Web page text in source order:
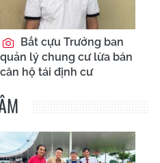
Bắt cựu Trưởng ban
quản lý chung cư lừa bán
căn hộ tái định cư